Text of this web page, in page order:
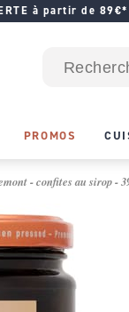
à partir de 89€*
PROMOS
- confites au sirop -